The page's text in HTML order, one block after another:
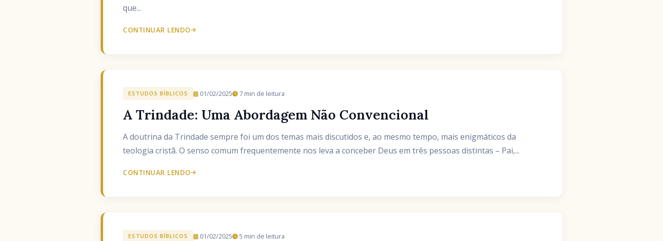
que...
CONTINUAR LENDO
ESTUDOS BÍBLICOS 01/02/2025 7 min de leitura
A Trindade: Uma Abordagem Não Convencional
A doutrina da Trindade sempre foi um dos temas mais discutidos e, ao mesmo tempo, mais enigmáticos da
teologia cristã. O senso comum frequentemente nos leva a conceber Deus em três pessoas distintas – Pai,...
CONTINUAR LENDO
ESTUDOS BÍBLICOS 01/02/2025 5 min de leitura